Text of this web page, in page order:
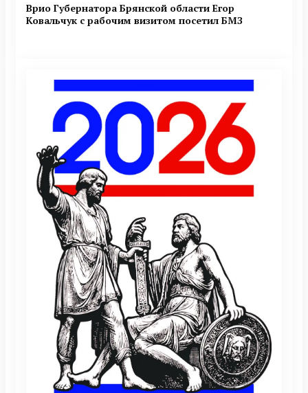
Врио Губернатора Брянской области Егор
Ковальчук с рабочим визитом посетил БМЗ